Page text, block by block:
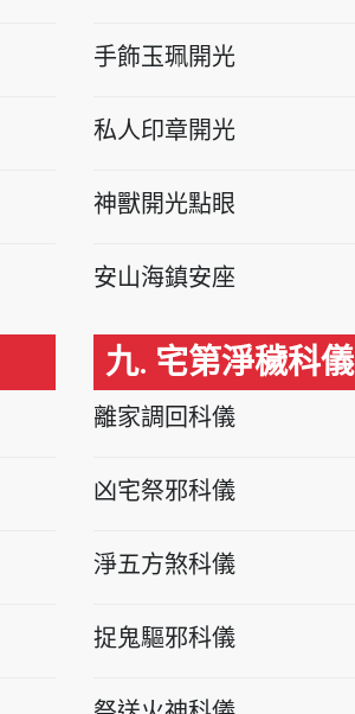
手飾玉珮開光
私人印章開光
神獸開光點眼
安山海鎮安座
九. 宅第淨穢科儀
離家調回科儀
凶宅祭邪科儀
淨五方煞科儀
捉鬼驅邪科儀